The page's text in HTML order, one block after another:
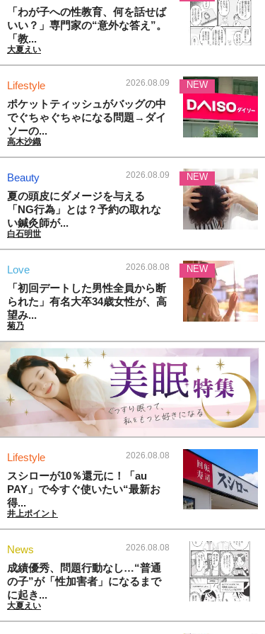
「わが子への性教育、何を話せば
いい？」専門家の“意外な答え”。
「教...
大夏えい
Lifestyle 2026.08.09
ポケットティッシュがバッグの中
でぐちゃぐちゃになる問題→ダイ
ソーの...
高木沙織
NEW
Beauty 2026.08.09
夏の頭皮にダメージを与える
「NG行為」とは？予約の取れな
い鍼灸師が...
白石明世
NEW
Love 2026.08.08
「初回デートした男性全員から断
られた」有名大卒34歳女性が、高
望み...
菊乃
NEW
Lifestyle 2026.08.08
スシローが10％還元に！「au
PAY」で今すぐ使いたい“最新お
得...
井上ポイント
News 2026.08.08
成績優秀、問題行動なし…“普通
の子”が「性加害者」になるまで
に起き...
大夏えい